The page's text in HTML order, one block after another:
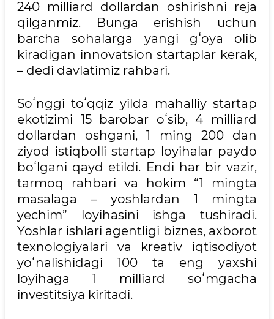
240 milliard dollardan oshirishni reja
qilganmiz. Bunga erishish uchun
barcha sohalarga yangi gʻoya olib
kiradigan innovatsion startaplar kerak,
– dedi davlatimiz rahbari.
Soʻnggi toʻqqiz yilda mahalliy startap
ekotizimi 15 barobar oʻsib, 4 milliard
dollardan oshgani, 1 ming 200 dan
ziyod istiqbolli startap loyihalar paydo
boʻlgani qayd etildi. Endi har bir vazir,
tarmoq rahbari va hokim “1 mingta
masalaga – yoshlardan 1 mingta
yechim” loyihasini ishga tushiradi.
Yoshlar ishlari agentligi biznes, axborot
texnologiyalari va kreativ iqtisodiyot
yoʻnalishidagi 100 ta eng yaxshi
loyihaga 1 milliard soʻmgacha
investitsiya kiritadi.